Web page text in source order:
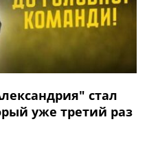
стал
уже третий раз